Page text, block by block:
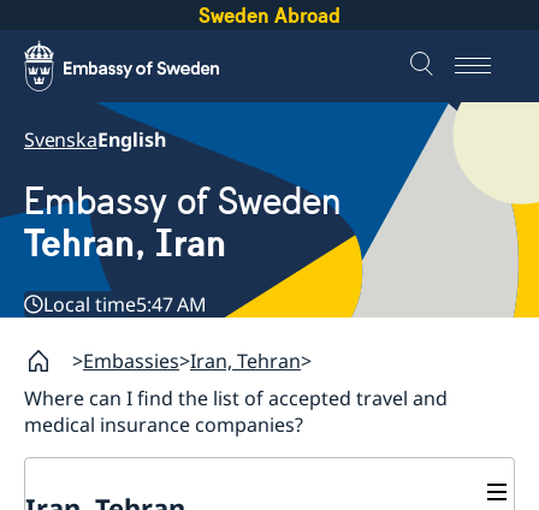
Sweden Abroad
SvenskaEnglish
Embassy of Sweden
Tehran, Iran
Local time5:47 AM
Embassies Iran, Tehran
Where can I find the list of accepted travel and
medical insurance companies?